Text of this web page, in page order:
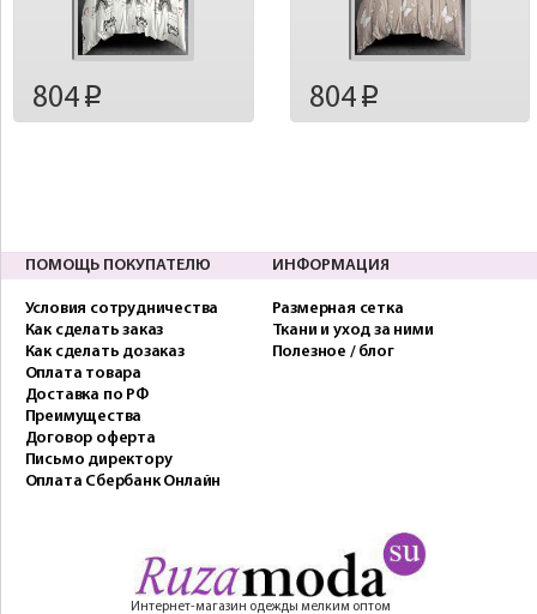
804 p 804p
ПОМОЩЬ ПОКУПАТЕЛЮ
Условия сотрудничества
Как сделать заказ
Как сделать дозаказ
Оплата товара
Доставка по РФ
Преимущества
Договор оферта
Письмо директору
Оплата Сбербанк Онлайн
ИНФОРМАЦИЯ
Размерная сетка
Ткани и уход за ними
Полезное / блог
Интернет-магазин одежды мелким оптом